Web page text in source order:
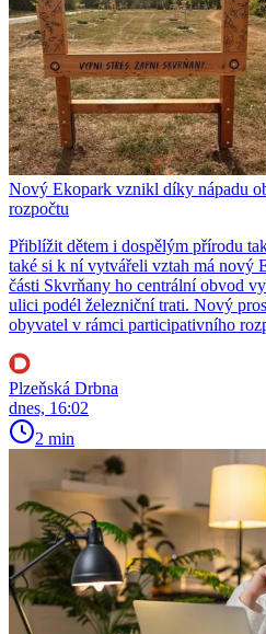
Nový Ekopark vznikl díky nápadu
rozpočtu
Přiblížit dětem i dospělým přírodu
také si k ní vytvářeli vztah má nový
části Skvrňany ho centrální obvod
ulici podél železniční trati. Nový
obyvatel v rámci participativního
Plzeňská Drbna
dnes, 16:02
2 min